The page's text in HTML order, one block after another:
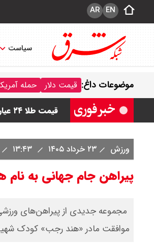
EN
AR
سیاست
موضوعات داغ: قیمت دلار حمله
قیمت دینار عراق امروز جمعه ۱۶
قیمت سکه امامی امروز جمعه ۱۶
قیمت طلا ۲۴ عیار امروز جمعه ۱۶ مرداد ۱۴۰۵/ صعود طلا ادامه‌دار شد
قیمت نفت امروز جمعه ۱۶ مرداد ۱۴۰۵ /
ورزش ۲۳ خرداد ۱۴۰۵
پیراهن جام جهانی به
مجموعه جدیدی از پیراهن‌های
موافقت مادر «هند رجب» کودک